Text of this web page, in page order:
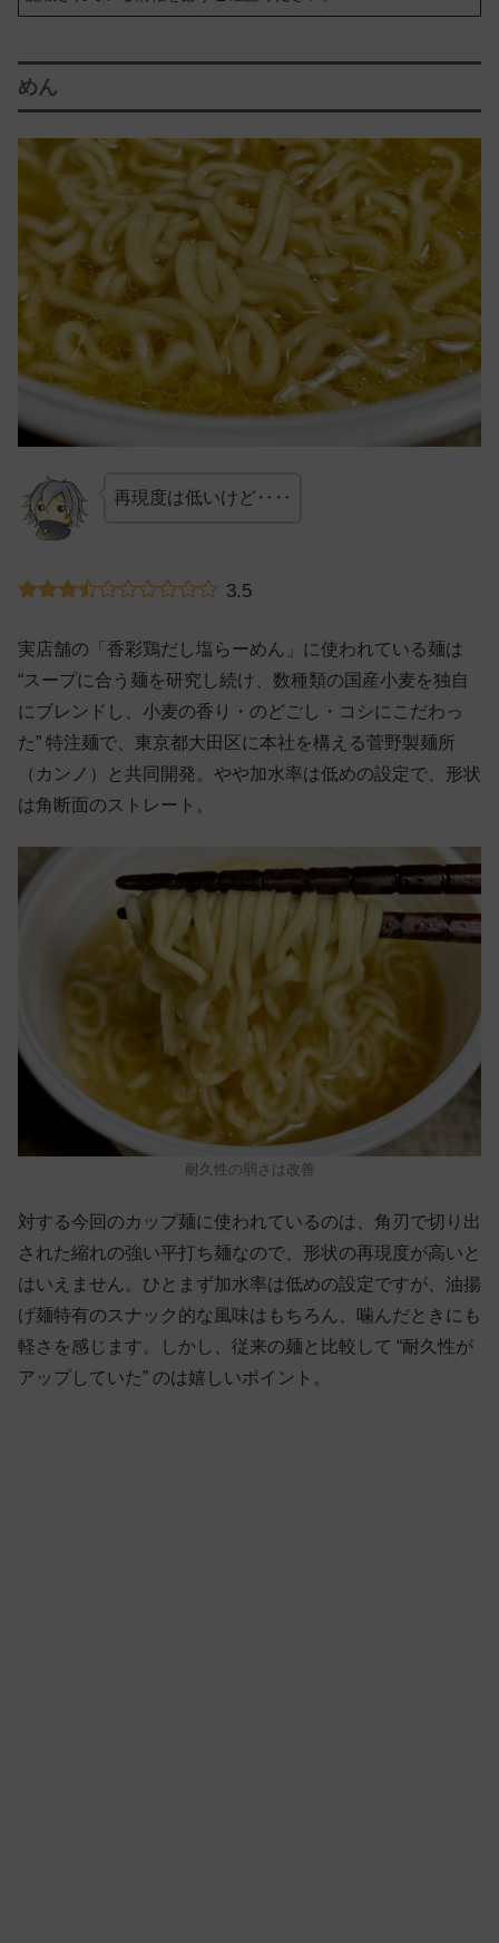
めん
再現度は低いけど‥‥
3.5
実店舗の「香彩鶏だし塩らーめん」に使われている麺は
“スープに合う麺を研究し続け、数種類の国産小麦を独自
にブレンドし、小麦の香り・のどごし・コシにこだわっ
た” 特注麺で、東京都大田区に本社を構える菅野製麺所
（カンノ）と共同開発。やや加水率は低めの設定で、形状
は角断面のストレート。
耐久性の弱さは改善
対する今回のカップ麺に使われているのは、角刃で切り出
された縮れの強い平打ち麺なので、形状の再現度が高いと
はいえません。ひとまず加水率は低めの設定ですが、油揚
げ麺特有のスナック的な風味はもちろん、噛んだときにも
軽さを感じます。しかし、従来の麺と比較して “耐久性が
アップしていた” のは嬉しいポイント。